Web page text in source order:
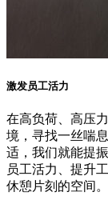
激发员工活力
在高负荷、高压
境，寻找一丝喘
适，我们就能提
员工活力、提升
休憩片刻的空间。